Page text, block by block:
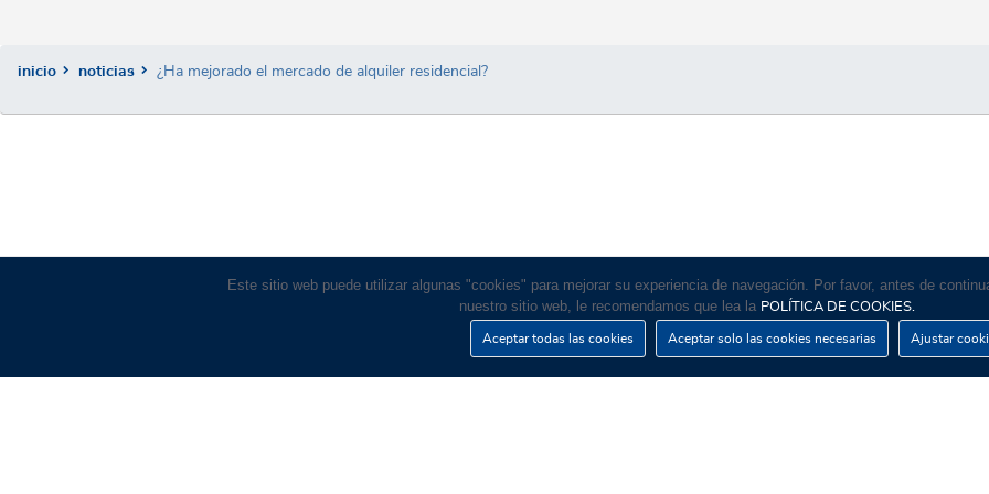
inicio noticias ¿Ha mejorado el mercado de alquiler residencial?
Este sitio web puede utilizar algunas "cookies" para mejorar su experiencia de navegación. Por favor, antes de
nuestro sitio web, le recomendamos que lea la POLÍTICA DE COOKIES.
Aceptar todas las cookies Aceptar solo las cookies necesarias Ajustar